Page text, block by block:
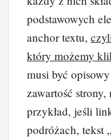
podstawowych
anchor textu,
który możemy
musi być
zawartość
przykład, jeśli
podróżach, tekst